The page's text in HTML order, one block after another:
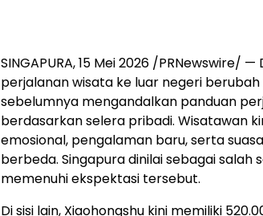
SINGAPURA, 15 Mei 2026 /PRNewswire/
perjalanan wisata ke luar negeri
sebelumnya mengandalkan panduan
berdasarkan selera pribadi. Wisatawan
emosional, pengalaman baru, serta
berbeda. Singapura dinilai sebagai salah
memenuhi ekspektasi tersebut.
Di sisi lain, Xiaohongshu kini memiliki